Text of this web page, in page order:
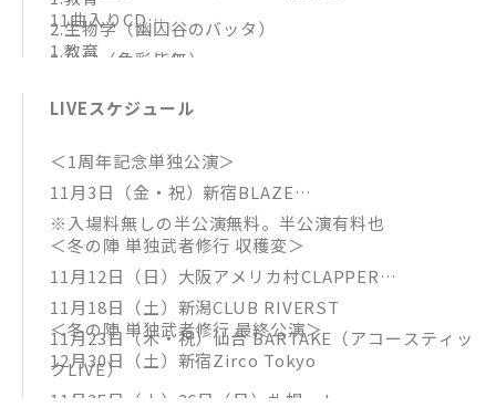
2.生物学（幽囚谷のバッタ）
3.化学（色彩皆無）
5.精神分析学（青年ナイフ）
6.心理学（火花散らしたら）
7.芸学（白昼夢）
8.葬学（循環）
9.農学（本当の自分の物にナッテイナイ物）
10.音楽（冷えきった魂について）
[DVD]
時間学（PM5:00）MV＋オフショット
11曲入りCD
1.教育
3.化学（色彩皆無）
5.精神分析学（青年ナイフ）
6.心理学（火花散らしたら）
7.芸学（白昼夢）
8.葬学（循環）
9.農学（本当の自分の物にナッテイナイ物）
10.数学（7/8）
11.音楽（冷えきった魂について）
LIVEスケジュール
＜1周年記念単独公演＞
11月3日（金・祝）新宿BLAZE
※入場料無しの半公演無料。半公演有料也
＜冬の陣 単独武者修行 収穫変＞
11月12日（日）大阪アメリカ村CLAPPER
11月18日（土）新潟CLUB RIVERST
11月23日（木・祝）仙台 BARTAKE（アコースティッ
クLIVE）
11月25日（土）26日（日）札幌colony
＜冬の陣 単独武者修行 最終公演＞
12月30日（土）新宿Zirco Tokyo